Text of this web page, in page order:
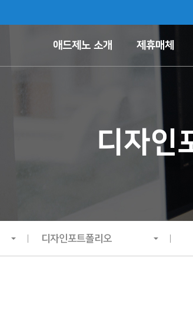
애드제노 소개 제휴매체
디자인
디자인포트폴리오